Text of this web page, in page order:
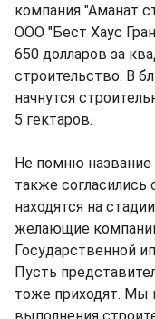
компания "Аманат
ООО "Бест Хаус
650 долларов за
строительство. В
начнутся
5 гектаров.
Не помню название
также согласились
находятся на
желающие
Государственной
Пусть
тоже приходят. Мы